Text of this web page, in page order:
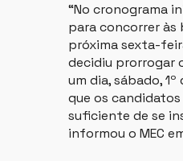
“No cronograma
para concorrer às
próxima sexta-
decidiu prorrogar
um dia, sábado,
que os
suficiente de se
informou o MEC